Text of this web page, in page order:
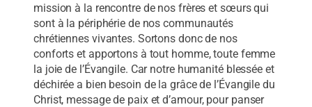
mission à la rencontre de nos frères et sœurs qui
sont à la périphérie de nos communautés
chrétiennes vivantes. Sortons donc de nos
conforts et apportons à tout homme, toute femme
la joie de l’Évangile. Car notre humanité blessée et
déchirée a bien besoin de la grâce de l’Évangile du
Christ, message de paix et d’amour, pour panser